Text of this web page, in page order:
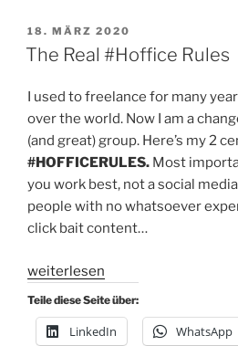
VERÖFFENTLICHT
AM
18. MÄRZ 2020
The Real #Hoffice Rules
I used to freelance for many
over the world. Now I am a
(and great) group. Here’s my 2
#HOFFICERULES. Most
you work best, not a social
people with no whatsoever
click bait content…
„The
#Hoffice
Rules“
weiterlesen
Teile diese Seite über:
LinkedIn WhatsApp